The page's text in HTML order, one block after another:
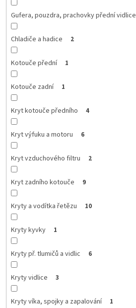
Gufera, pouzdra, prachovky přední vidlice
Chladiče a hadice 2
Kotouče přední 1
Kotouče zadní 1
Kryt kotouče předního 4
Kryt výfuku a motoru 6
Kryt vzduchového filtru 2
Kryt zadního kotouče 9
Kryty a vodítka řetězu 10
Kryty kyvky 1
Kryty př. tlumičů a vidlic 6
Kryty vidlice 3
Kryty víka, spojky a zapalování 1